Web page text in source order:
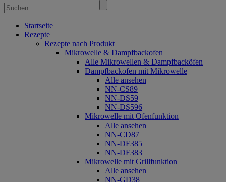
Startseite
Rezepte
Rezepte nach Produkt
Mikrowelle & Dampfbackofen
Alle Mikrowellen & Dampfbacköfen
Dampfbackofen mit Mikrowelle
Alle ansehen
NN-CS89
NN-DS59
NN-DS596
Mikrowelle mit Ofenfunktion
Alle ansehen
NN-CD87
NN-DF385
NN-DF383
Mikrowelle mit Grillfunktion
Alle ansehen
NN-GD38